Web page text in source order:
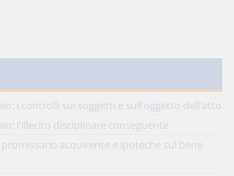
i controlli sui soggetti e sull'oggetto dell'atto
l'illecito disciplinare conseguente
acquirente e ipoteche sul bene